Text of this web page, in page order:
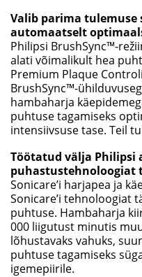
Valib parima tulemuse
automaatselt
Philipsi BrushSync™-
alati võimalikult hea
Premium Plaque
BrushSync™-
hambaharja
puhtuse tagamiseks
intensiivsuse tase. Teil
Töötatud välja Philipsi
puhastustehnoloogiat
Sonicare’i harjapea ja
Sonicare’i tehnoloogiat
puhtuse. Hambaharja
000 liigutust minutis
lõhustavaks vahuks,
puhtuse tagamiseks
igemepiirile.